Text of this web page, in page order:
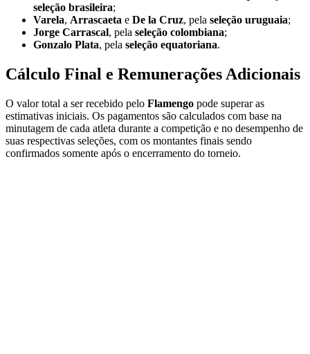
seleção brasileira;
Varela, Arrascaeta e De la Cruz, pela seleção uruguaia;
Jorge Carrascal, pela seleção colombiana;
Gonzalo Plata, pela seleção equatoriana.
Cálculo Final e Remunerações Adicionais
O valor total a ser recebido pelo Flamengo pode superar as
estimativas iniciais. Os pagamentos são calculados com base na
minutagem de cada atleta durante a competição e no desempenho de
suas respectivas seleções, com os montantes finais sendo
confirmados somente após o encerramento do torneio.